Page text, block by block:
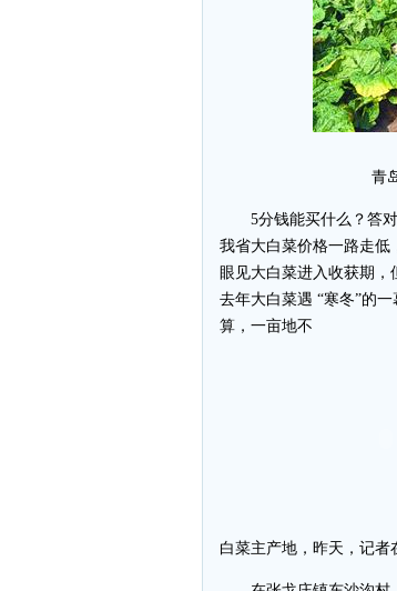
青
5分钱能买什么？答对
我省大白菜价格一路走低
眼见大白菜进入收获期，
去年大白菜遇 “寒冬”的
算，一亩地不
白菜主产地，昨天，记者